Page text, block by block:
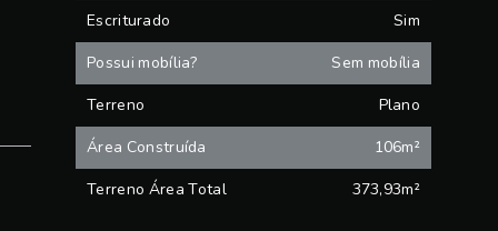
Escriturado
Sim
Possui mobília?
Sem mobília
Terreno
Plano
Área Construída
106m²
Terreno Área Total
373,93m²